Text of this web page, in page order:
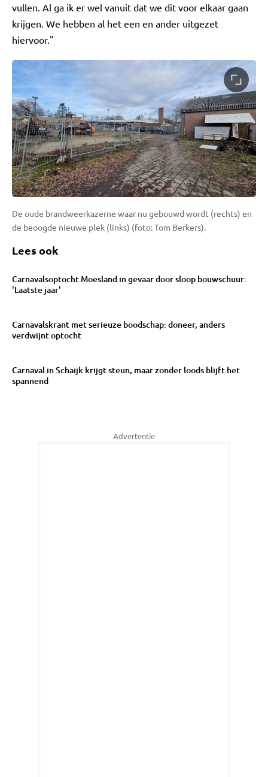
vullen. Al ga ik er wel vanuit dat we dit voor elkaar gaan
krijgen. We hebben al het een en ander uitgezet
hiervoor."
De oude brandweerkazerne waar nu gebouwd wordt (rechts) en
de beoogde nieuwe plek (links) (foto: Tom Berkers).
Lees ook
Carnavalsoptocht Moesland in gevaar door sloop bouwschuur:
'Laatste jaar'
Carnavalskrant met serieuze boodschap: doneer, anders
verdwijnt optocht
Carnaval in Schaijk krijgt steun, maar zonder loods blijft het
spannend
Advertentie